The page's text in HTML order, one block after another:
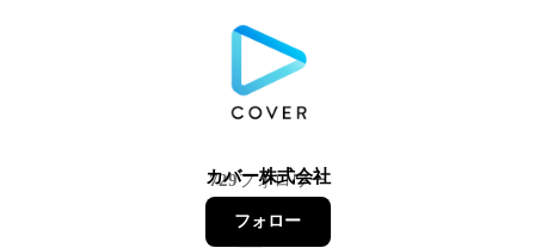
カバー株式会社
729フォロワー
フォロー